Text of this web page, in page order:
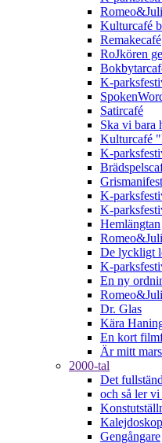
Kulturcafé
Remakecafé
RoJkören
K-
Satircafé
Ska vi bara
Kulturcafé
K-
K-
K-
Hemlängtan
De lyckligt
K-
En ny
Dr. Glas
Kära
En kort
Är mitt
2000-tal
Det
och så ler vi
Kalejdoskop
Gengångare